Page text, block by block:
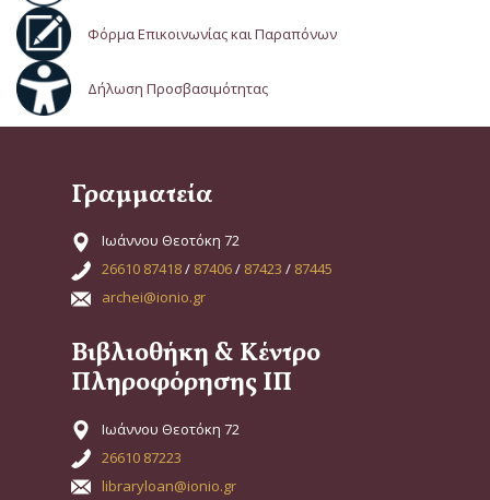
Φόρμα Επικοινωνίας και Παραπόνων
Δήλωση Προσβασιμότητας
Γραμματεία
Ιωάννου Θεοτόκη 72
26610 87418/ 87406/ 87423 / 87445
archei@ionio.gr
Βιβλιοθήκη & Κέντρο
Πληροφόρησης ΙΠ
Ιωάννου Θεοτόκη 72
26610 87223
libraryloan@ionio.gr